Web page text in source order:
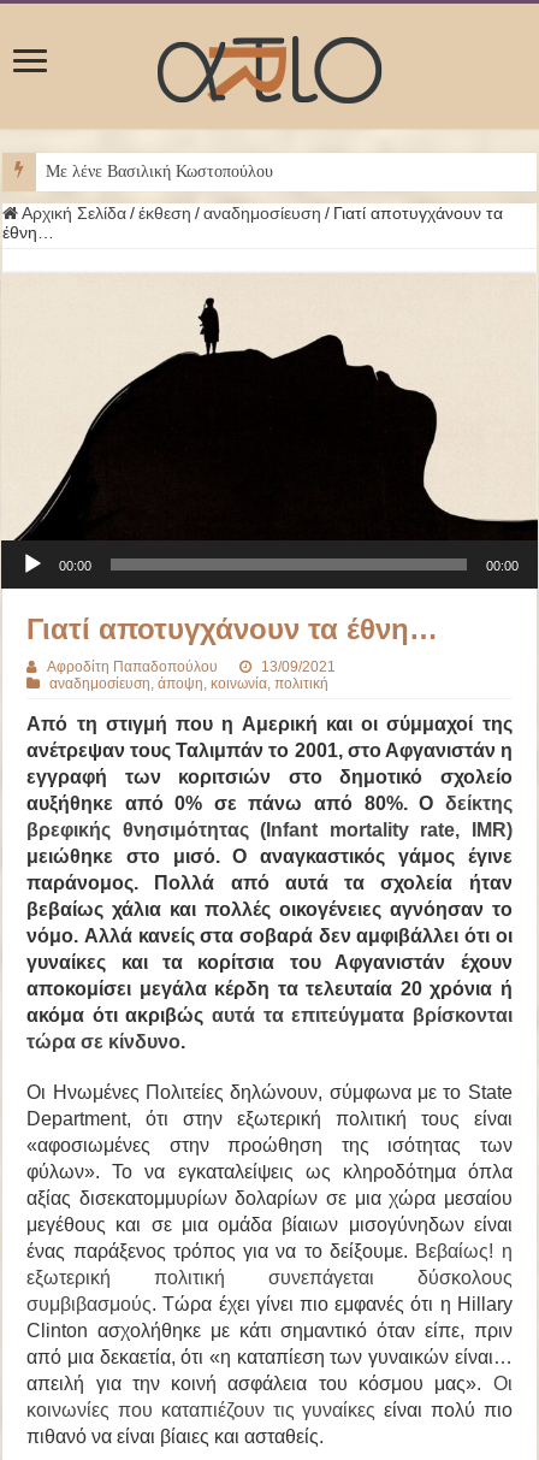
Με λένε Βασιλική Κωστοπούλου
Αρχική Σελίδα / έκθεση / αναδημοσίευση / Γιατί αποτυγχάνουν τα
έθνη…
Πρόγραμμα Αναπαραγωγής Ήχου
00:00 00:00
Γιατί αποτυγχάνουν τα έθνη…
Αφροδίτη Παπαδοπούλου
13/09/2021
αναδημοσίευση,άποψη,κοινωνία,πολιτική
Από τη στιγμή που η Αμερική και οι σύμμαχοί της
ανέτρεψαν τους Ταλιμπάν το 2001, στο Αφγανιστάν η
εγγραφή των κοριτσιών στο δημοτικό σχολείο
αυξήθηκε από 0% σε πάνω από 80%. Ο δείκτης
βρεφικής θνησιμότητας (Infant mortality rate, IMR)
μειώθηκε στο μισό. Ο αναγκαστικός γάμος έγινε
παράνομος. Πολλά από αυτά τα σχολεία ήταν
βεβαίως χάλια και πολλές οικογένειες αγνόησαν το
νόμο. Αλλά κανείς στα σοβαρά δεν αμφιβάλλει ότι οι
γυναίκες και τα κορίτσια του Αφγανιστάν έχουν
αποκομίσει μεγάλα κέρδη τα τελευταία 20 χρόνια ή
ακόμα ότι ακριβώς αυτά τα επιτεύγματα βρίσκονται
τώρα σε κίνδυνο.
Οι Ηνωμένες Πολιτείες δηλώνουν, σύμφωνα με το State
Department, ότιστην εξωτερική πολιτική τους είναι
«αφοσιωμένες στην προώθηση της ισότητας των
φύλων».Το να εγκαταλείψεις ως κληροδότημα όπλα
αξίας δισεκατομμυρίων δολαρίων σε μια χώρα μεσαίου
μεγέθους και σε μια ομάδα βίαιων μισογύνηδων είναι
ένας παράξενος τρόπος για να το δείξουμε. Βεβαίως! η
εξωτερική πολιτική συνεπάγεται δύσκολους
συμβιβασμούς. Τώρα έχει γίνει πιο εμφανές ότι η Hillary
Clinton ασχολήθηκε με κάτι σημαντικό όταν είπε, πριν
από μια δεκαετία, ότι «η καταπίεση των γυναικών είναι…
απειλή για την κοινή ασφάλεια του κόσμου μας». Οι
κοινωνίες που καταπιέζουν τις γυναίκες είναι πολύ πιο
πιθανό να είναι βίαιες και ασταθείς.